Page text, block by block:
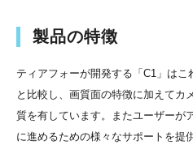
製品の特徴
ティアフォーが開発する「C1」は
と比較し、画質面の特徴に加えてカ
質を有しています。またユーザーが
に進めるための様々なサポートを提